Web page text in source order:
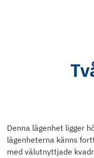
Denna lägenhet ligger
lägenheterna känns
med välutnyttjade